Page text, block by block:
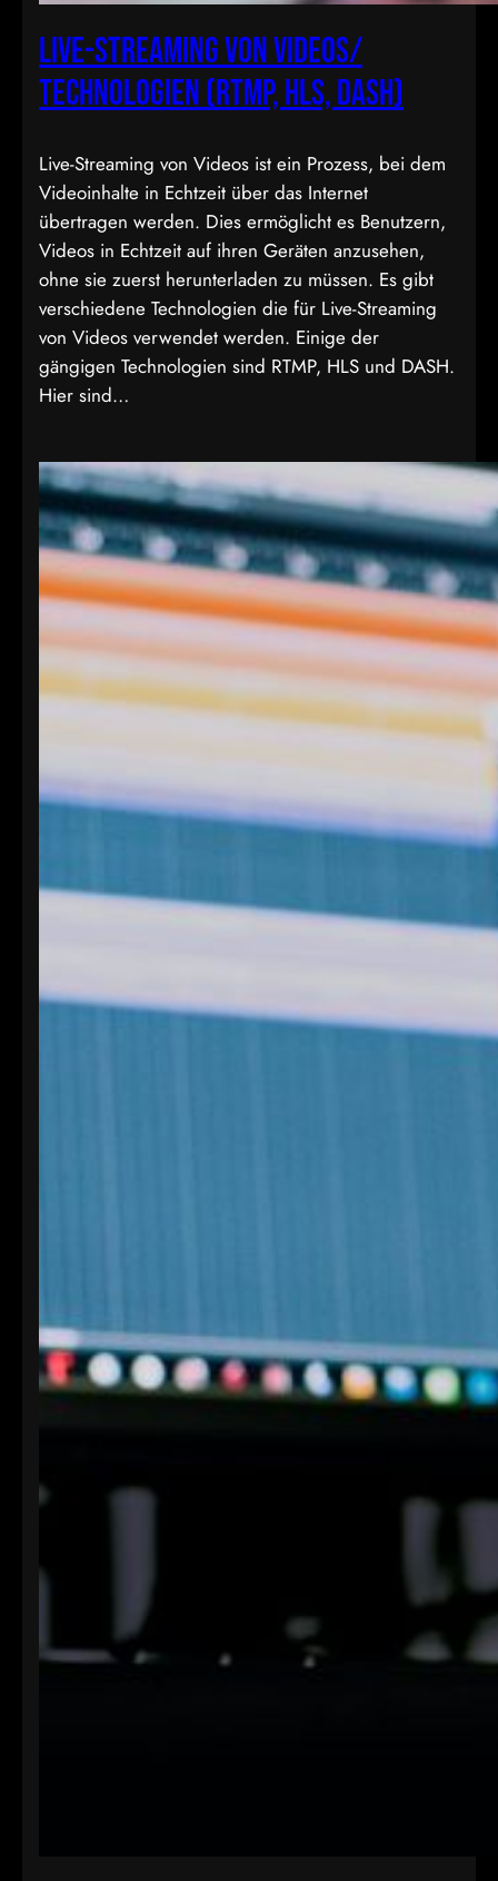
Live-Streaming von Videos/
Technologien (RTMP, HLS, DASH)
Live-Streaming von Videos ist ein Prozess, bei dem
Videoinhalte in Echtzeit über das Internet
übertragen werden. Dies ermöglicht es Benutzern,
Videos in Echtzeit auf ihren Geräten anzusehen,
ohne sie zuerst herunterladen zu müssen. Es gibt
verschiedene Technologien die für Live-Streaming
von Videos verwendet werden. Einige der
gängigen Technologien sind RTMP, HLS und DASH.
Hier sind…